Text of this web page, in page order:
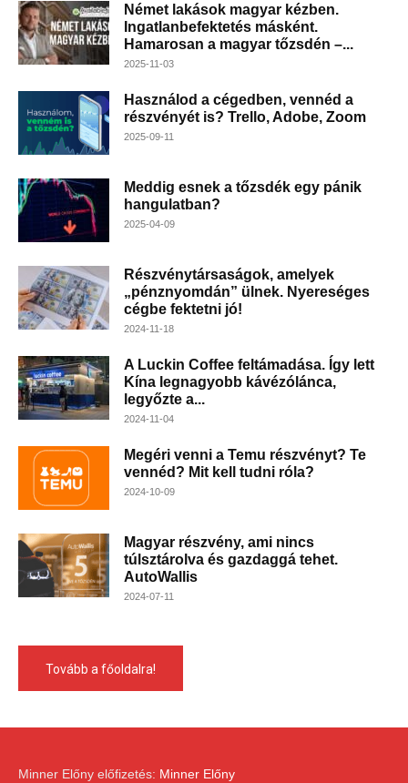
Német lakások magyar kézben.
Ingatlanbefektetés másként.
Hamarosan a magyar tőzsdén –...
2025-11-03
Használod a cégedben, vennéd a
részvényét is? Trello, Adobe, Zoom
2025-09-11
Meddig esnek a tőzsdék egy pánik
hangulatban?
2025-04-09
Részvénytársaságok, amelyek
„pénznyomdán” ülnek. Nyereséges
cégbe fektetni jó!
2024-11-18
A Luckin Coffee feltámadása. Így lett
Kína legnagyobb kávézólánca,
legyőzte a...
2024-11-04
Megéri venni a Temu részvényt? Te
vennéd? Mit kell tudni róla?
2024-10-09
Magyar részvény, ami nincs
túlsztárolva és gazdaggá tehet.
AutoWallis
2024-07-11
Tovább a főoldalra!
Minner Előny előfizetés: Minner Előny